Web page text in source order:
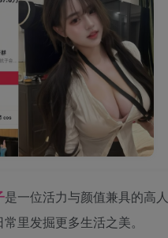
是一位活力与颜值兼具的高人
里发掘更多生活之美。